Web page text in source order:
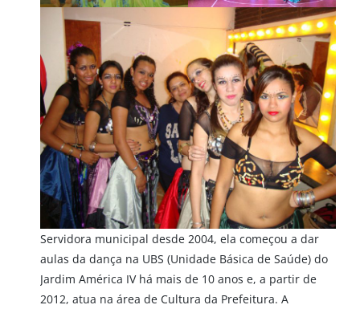
Servidora municipal desde 2004, ela começou a dar
aulas da dança na UBS (Unidade Básica de Saúde) do
Jardim América IV há mais de 10 anos e, a partir de
2012, atua na área de Cultura da Prefeitura. A